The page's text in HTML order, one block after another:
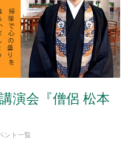
演会『僧侶 松本
ント一覧